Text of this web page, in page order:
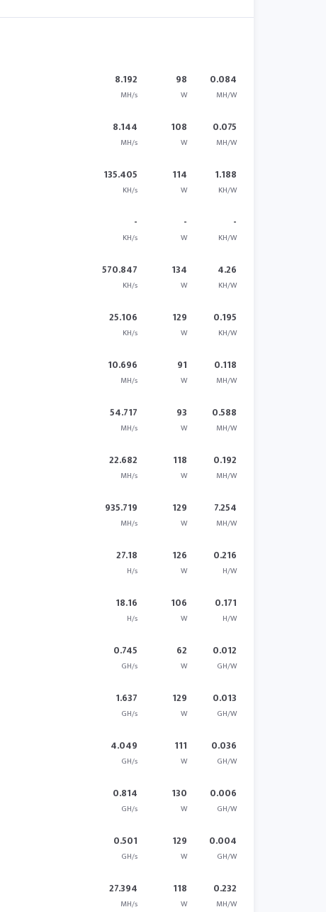
8.192
MH/s
98
W
0.084
MH/W
8.144
MH/s
108
W
0.075
MH/W
135.405
KH/s
114
W
1.188
KH/W
-
KH/s
-
W
-
KH/W
570.847
KH/s
134
W
4.26
KH/W
25.106
KH/s
129
W
0.195
KH/W
10.696
MH/s
91
W
0.118
MH/W
54.717
MH/s
93
W
0.588
MH/W
22.682
MH/s
118
W
0.192
MH/W
935.719
MH/s
129
W
7.254
MH/W
27.18
H/s
126
W
0.216
H/W
18.16
H/s
106
W
0.171
H/W
0.745
GH/s
62
W
0.012
GH/W
1.637
GH/s
129
W
0.013
GH/W
4.049
GH/s
111
W
0.036
GH/W
0.814
GH/s
130
W
0.006
GH/W
0.501
GH/s
129
W
0.004
GH/W
27.394
MH/s
118
W
0.232
MH/W